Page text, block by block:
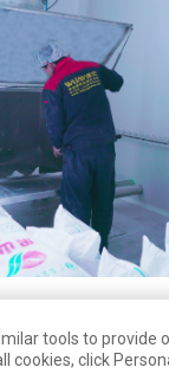
Преглед На
tools to provide
cookies, click